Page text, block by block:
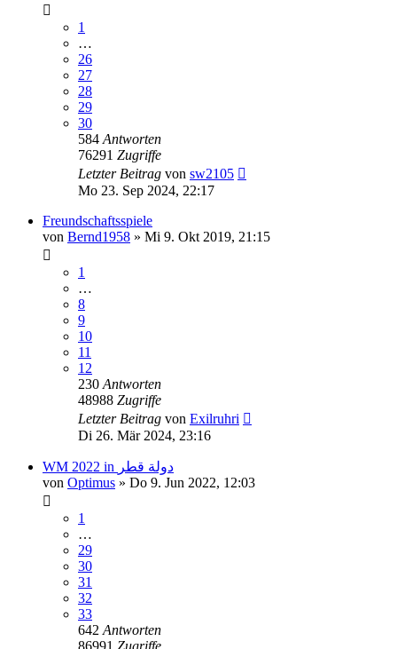
1
…
26
27
28
29
30
584 Antworten
76291 Zugriffe
Letzter Beitrag von sw2105
Mo 23. Sep 2024, 22:17
Freundschaftsspiele
von Bernd1958 » Mi 9. Okt 2019, 21:15
1
…
8
9
10
11
12
230 Antworten
48988 Zugriffe
Letzter Beitrag von Exilruhri
Di 26. Mär 2024, 23:16
WM 2022 in دولة قطر
von Optimus » Do 9. Jun 2022, 12:03
1
…
29
30
31
32
33
642 Antworten
86991 Zugriffe